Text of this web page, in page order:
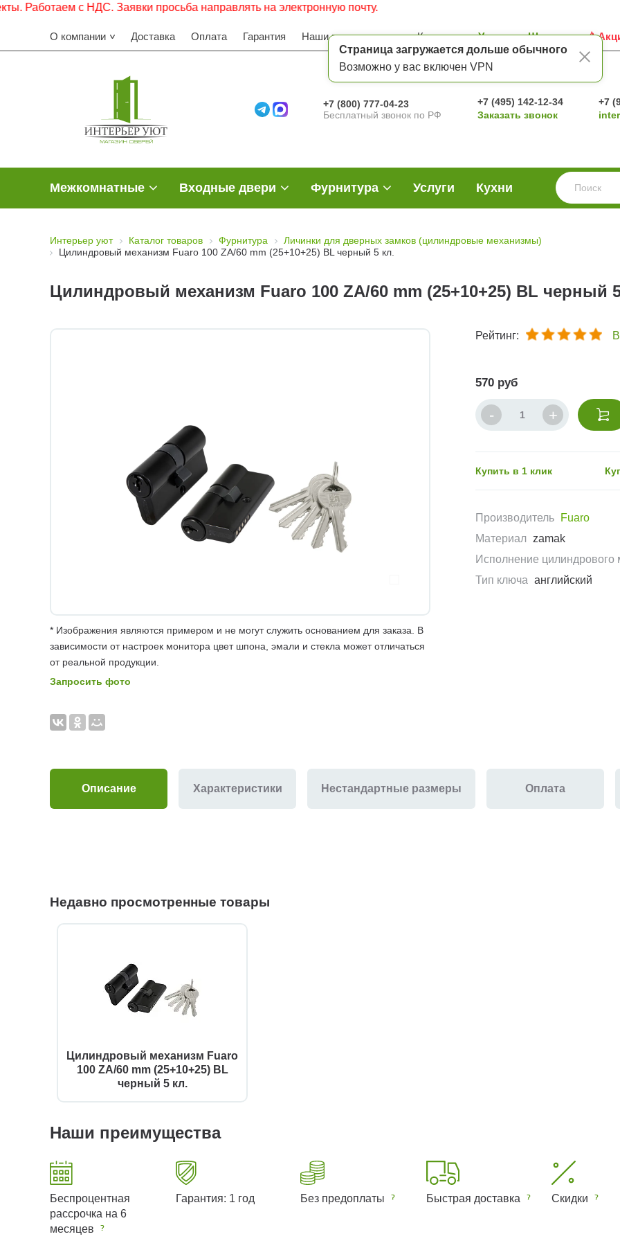
Страница загружается дольше обычного
Возможно у вас включен VPN
с НДС. Заявки просьба направлять на электронную почту.
О компании Доставка Оплата Гарантия Наши преимущества Контакты Услуги Шоу-рум
+7 (800) 777-04-23
Бесплатный звонок по РФ
+7 (495) 142-12-34
Заказать звонок
+7
Межкомнатные Входные двери Фурнитура Услуги Кухни
Интерьер уют Каталог товаров Фурнитура
Личинки для дверных замков (цилиндровые механизмы)
Цилиндровый механизм Fuaro 100 ZA/60 mm (25+10+25) BL черный 5 кл.
Цилиндровый механизм Fuaro 100 ZA/60 mm (25+10+25) BL черный
* Изображения являются примером и не могут служить основанием для заказа. В
зависимости от настроек монитора цвет шпона, эмали и стекла может отличаться
от реальной продукции.
Запросить фото
Рейтинг:
570 руб
Купить в 1 клик
Производитель
Fuaro
Материал zamak
Исполнение цилиндрового
Тип ключа английский
Описание Характеристики Нестандартные размеры Оплата
Недавно просмотренные товары
Цилиндровый механизм Fuaro
100 ZA/60 mm (25+10+25) BL
черный 5 кл.
Наши преимущества
Беспроцентная
рассрочка на 6
месяцев
Гарантия: 1 год Без предоплаты Быстрая доставка Скидки